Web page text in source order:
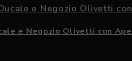
e Negozio Olivetti con